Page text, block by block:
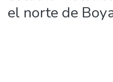
el norte de